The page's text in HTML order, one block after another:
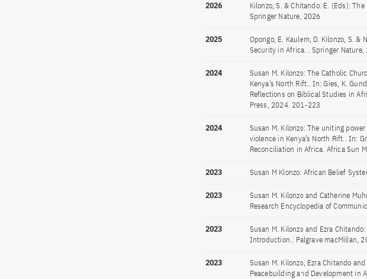
2026
Kilonzo, S. & Chitando. E. (Eds):
Springer Nature, 2026
2025
Opongo, E. Kaulem, D. Kilonzo, S. &
Security in Africa. . Springer Nature,
2024
Susan M. Kilonzo: The Catholic
Kenya’s North Rift.. In: Gies, K.
Reflections on Biblical Studies in
Press, 2024. 201-223
2024
Susan M. Kilonzo: The uniting
violence in Kenya’s North Rift.. In:
Reconciliation in Africa. Africa Sun
2023 Susan M Klonzo: African Belief
2023
Susan M. Kilonzo and Catherine
Research Encyclopedia of
2023
Susan M. Kilonzo and Ezra
Introduction.. Palgrave macMillan,
2023
Susan M. Kilonzo, Ezra Chitando
Peacebuilding and Development in